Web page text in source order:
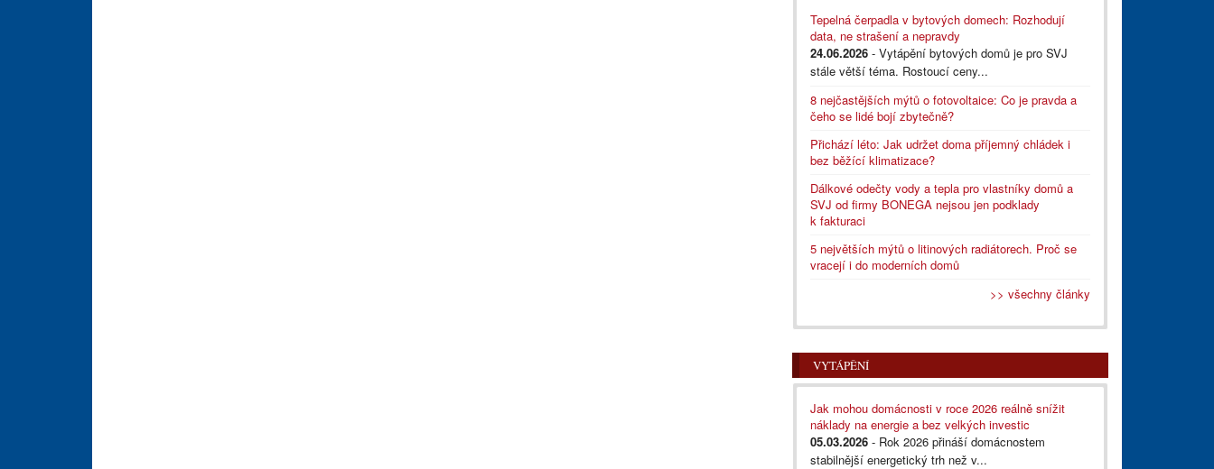
Tepelná čerpadla v bytových domech: Rozhodují
data, ne strašení a nepravdy
24.06.2026 - Vytápění bytových domů je pro SVJ
stále větší téma. Rostoucí ceny...
8 nejčastějších mýtů o fotovoltaice: Co je pravda a
čeho se lidé bojí zbytečně?
Přichází léto: Jak udržet doma příjemný chládek i
bez běžící klimatizace?
Dálkové odečty vody a tepla pro vlastníky domů a
SVJ od firmy BONEGA nejsou jen podklady
k fakturaci
5 největších mýtů o litinových radiátorech. Proč se
vracejí i do moderních domů
>> všechny články
VYTÁPĚNÍ
Jak mohou domácnosti v roce 2026 reálně snížit
náklady na energie a bez velkých investic
05.03.2026 - Rok 2026 přináší domácnostem
stabilnější energetický trh než v...